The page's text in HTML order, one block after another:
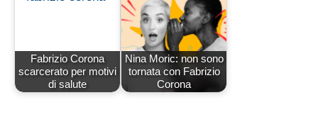
Fabrizio Corona
scarcerato per motivi
di salute
Nina Moric: non sono
tornata con Fabrizio
Corona